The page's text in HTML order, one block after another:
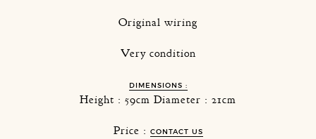
Original wiring
Very condition
DIMENSIONS :
Height : 59cm Diameter : 21cm
Price : CONTACT US